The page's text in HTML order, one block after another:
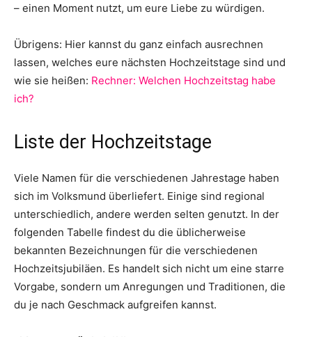
– einen Moment nutzt, um eure Liebe zu würdigen.
Übrigens: Hier kannst du ganz einfach ausrechnen
lassen, welches eure nächsten Hochzeitstage sind und
wie sie heißen: Rechner: Welchen Hochzeitstag habe
ich?
Liste der Hochzeitstage
Viele Namen für die verschiedenen Jahrestage haben
sich im Volksmund überliefert. Einige sind regional
unterschiedlich, andere werden selten genutzt. In der
folgenden Tabelle findest du die üblicherweise
bekannten Bezeichnungen für die verschiedenen
Hochzeitsjubiläen. Es handelt sich nicht um eine starre
Vorgabe, sondern um Anregungen und Traditionen, die
du je nach Geschmack aufgreifen kannst.